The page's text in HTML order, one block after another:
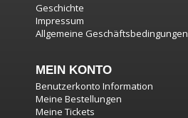
Geschichte
Impressum
Allgemeine Geschäftsbedingungen
MEIN KONTO
Benutzerkonto Information
Meine Bestellungen
Meine Tickets